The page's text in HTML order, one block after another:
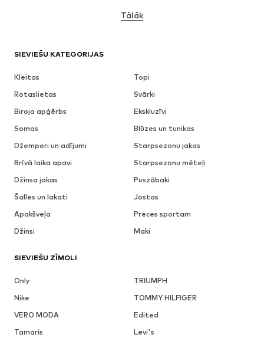
SIEVIEŠU KATEGORIJAS
Kleitas
Topi
Rotaslietas
Svārki
Biroja apģērbs
Ekskluzīvi
Somas
Blūzes un tunikas
Džemperi un adījumi
Starpsezonu jakas
Brīvā laika apavi
Starpsezonu mēteļi
Džinsa jakas
Puszābaki
Šalles un lakati
Jostas
Apakšveļa
Preces sportam
Džinsi
Maki
SIEVIEŠU ZĪMOLI
Only
TRIUMPH
Nike
TOMMY HILFIGER
VERO MODA
Edited
Tamaris
Levi's
Tālāk